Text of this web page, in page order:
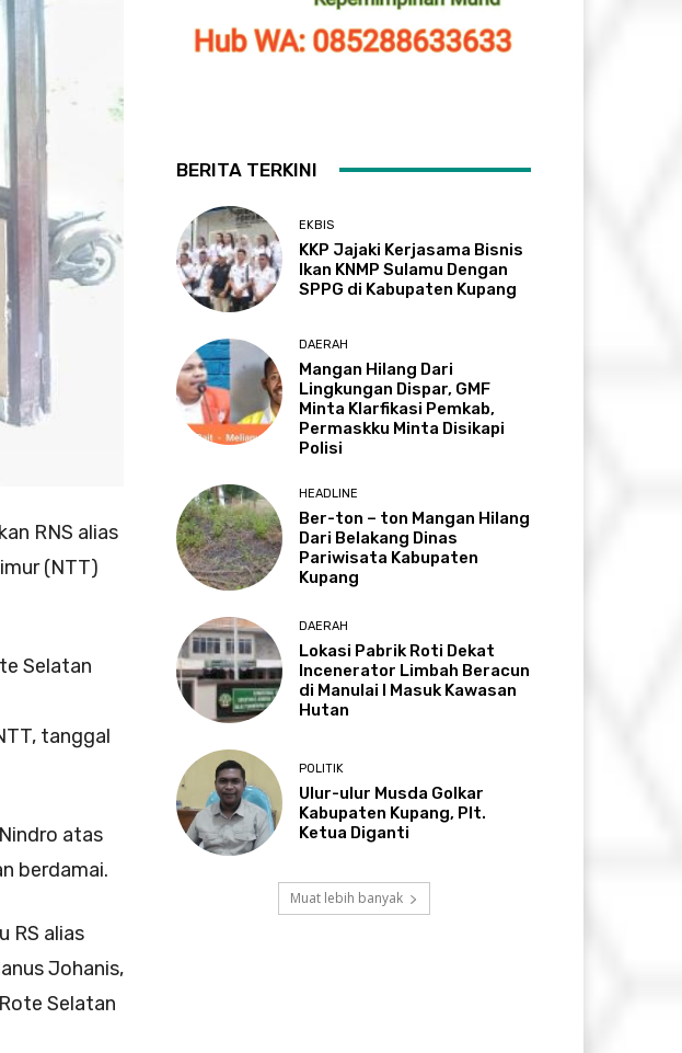
RNS alias
(NTT)
Selatan
tanggal
atas
berdamai.
RS alias
Johanis,
Selatan
BERITA TERKINI
EKBIS
KKP Jajaki Kerjasama Bisnis
Ikan KNMP Sulamu Dengan
SPPG di Kabupaten Kupang
DAERAH
Mangan Hilang Dari
Lingkungan Dispar, GMF
Minta Klarfikasi Pemkab,
Permaskku Minta Disikapi
Polisi
HEADLINE
Ber-ton – ton Mangan Hilang
Dari Belakang Dinas
Pariwisata Kabupaten
Kupang
DAERAH
Lokasi Pabrik Roti Dekat
Incenerator Limbah Beracun
di Manulai I Masuk Kawasan
Hutan
POLITIK
Ulur-ulur Musda Golkar
Kabupaten Kupang, Plt.
Ketua Diganti
Muat lebih banyak